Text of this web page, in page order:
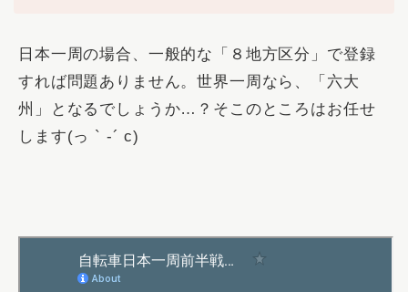
日本一周の場合、一般的な「８地方区分」で登録
すれば問題ありません。世界一周なら、「六大
州」となるでしょうか…？そこのところはお任せ
します(っ ` -´ c)